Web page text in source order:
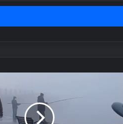
Trafik kazasında öldü, davul zurna
Tasarım Ajansı
UETDS Nedir ? Uetds.com İle Akıllı
Dijital Taşımacılık Yazılımı